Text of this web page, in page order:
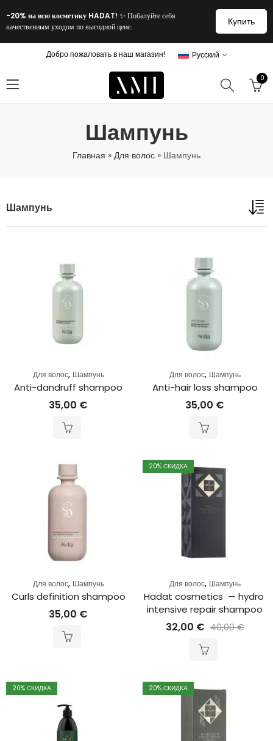
-20% на всю косметику HADAT! ✨ Побалуйте себя
качественным уходом по выгодной цене.
Купить
Добро пожаловать в наш магазин! Русский
0
Шампунь
Главная » Для волос » Шампунь
Шампунь
Для волос, Шампунь
Anti-dandruff shampoo
35,00 €
Для волос, Шампунь
Anti-hair loss shampoo
35,00 €
Для волос, Шампунь
Curls definition shampoo
35,00 €
20% СКИДКА
Для волос, Шампунь
Hadat cosmetics  — hydro
intensive repair shampoo
32,00 € 40,00€
20% СКИДКА 20% СКИДКА